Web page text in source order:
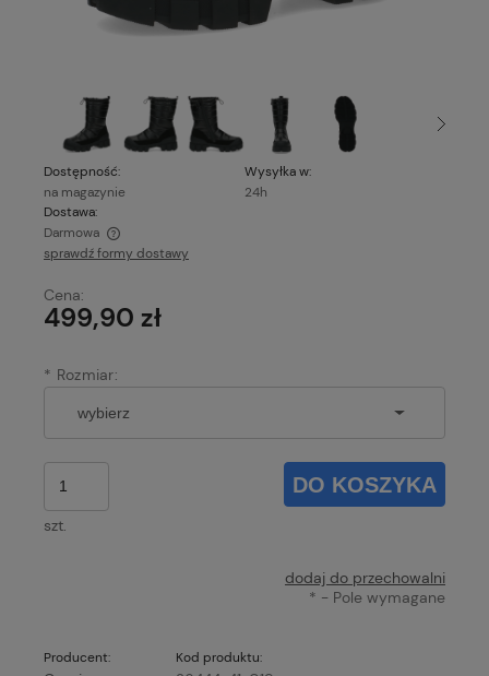
Dostępność:
na magazynie
Wysyłka w:
24h
Dostawa:
Darmowa
Cena nie zawiera ewentualnych kosztów płatności
sprawdź formy dostawy
Cena:
499,90 zł
* Rozmiar:
szt.
DO KOSZYKA
dodaj do przechowalni
* - Pole wymagane
Producent: Kod produktu: